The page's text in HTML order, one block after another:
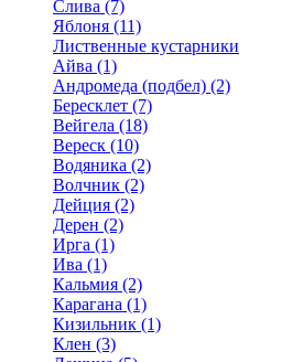
Слива (7)
Яблоня (11)
Лиственные кустарники
Айва (1)
Андромеда (подбел) (2)
Бересклет (7)
Вейгела (18)
Вереск (10)
Водяника (2)
Волчник (2)
Дейция (2)
Дерен (2)
Ирга (1)
Ива (1)
Кальмия (2)
Карагана (1)
Кизильник (1)
Клен (3)